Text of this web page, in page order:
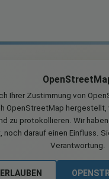
Ihrer Zustimmung von
OpenStreetMap
zu protokollieren. Wir
noch darauf einen Einfluss.
Verantwortung.